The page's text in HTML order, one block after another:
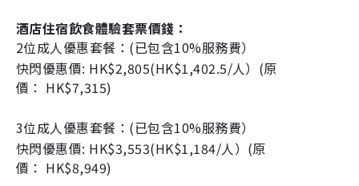
酒店住宿飲食體驗套票價錢：
2位成人優惠套餐：(已包含10%服務費）
快閃優惠價: HK$2,805(HK$1,402.5/人）(原
價 ： HK$7,315)
3位成人優惠套餐：(已包含10%服務費）
快閃優惠價: HK$3,553(HK$1,184/人）(原
價 ： HK$8,949)